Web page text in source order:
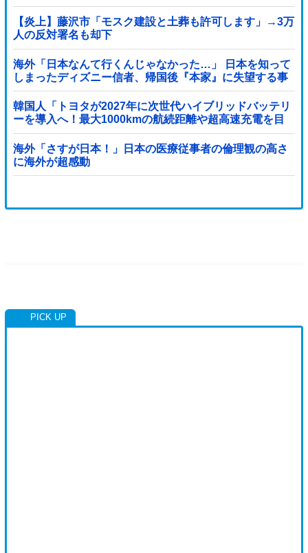
【炎上】藤沢市「モスク建設と土葬も許可します」→3万
人の反対署名も却下
海外「日本なんて行くんじゃなかった…」 日本を知って
しまったディズニー信者、帰国後『本家』に失望する事
態に
韓国人「トヨタが2027年に次世代ハイブリッドバッテリ
ーを導入へ！最大1000kmの航続距離や超高速充電を目
指す」
海外「さすが日本！」日本の医療従事者の倫理観の高さ
に海外が超感動